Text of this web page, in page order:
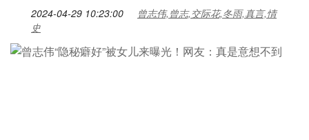
2024-04-29 10:23:00
曾志伟,曾志,交际花,冬雨,真言,情
史